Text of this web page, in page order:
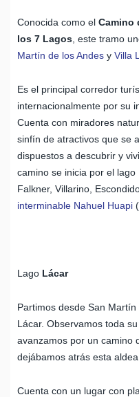
Conocida como el Camino
los 7 Lagos , este tramo
Martín de los Andes y Villa
Es el principal corredor
internacionalmente por su
Cuenta con miradores
sinfín de atractivos que se
dispuestos a descubrir y
camino se inicia por el
Falkner, Villarino,
interminable Nahuel Huapi
Lago Lácar
Partimos desde San
Lácar. Observamos toda
avanzamos por un camino
dejábamos atrás esta
Cuenta con un lugar con